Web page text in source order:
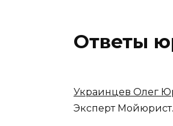
Ответы
Украинцев Олег
Эксперт